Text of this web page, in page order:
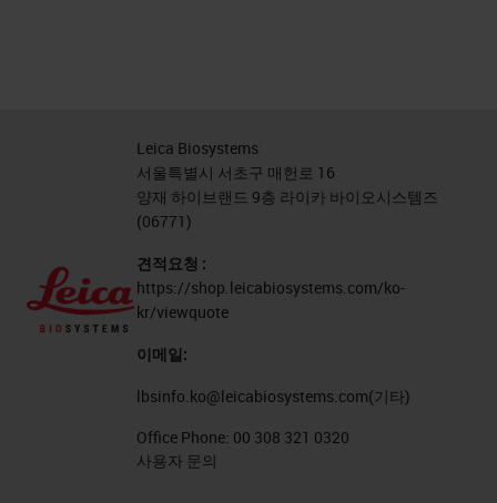
Leica Biosystems
서울특별시 서초구 매헌로 16
양재 하이브랜드 9층 라이카 바이오시스템즈
(06771)
견적요청 :
https://shop.leicabiosystems.com/ko-
kr/viewquote
이메일:
lbsinfo.ko@leicabiosystems.com(기타)
Office Phone: 00 308 321 0320
사용자 문의